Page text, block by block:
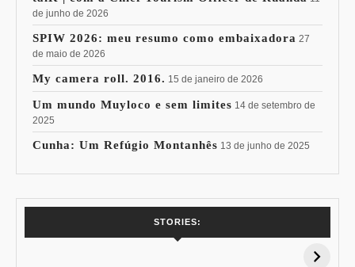
de junho de 2026
SPIW 2026: meu resumo como embaixadora 27
de maio de 2026
My camera roll. 2016. 15 de janeiro de 2026
Um mundo Muyloco e sem limites 14 de setembro de
2025
Cunha: Um Refúgio Montanhês 13 de junho de 2025
STORIES:
15% de
Pessoal: Os